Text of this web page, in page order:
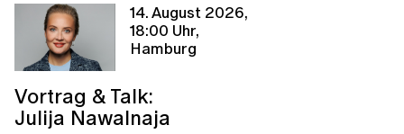
14. August 2026,
18:00 Uhr,
Hamburg
Vortrag & Talk:
Julija Nawalnaja